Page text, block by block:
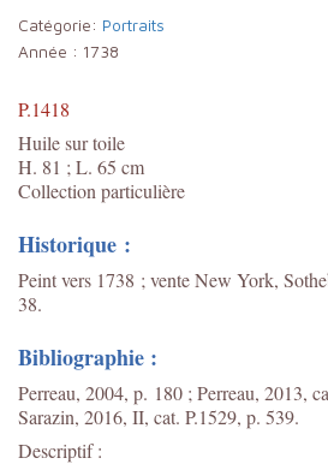
Catégorie: Portraits
Année : 1738
P.1418
Huile sur toile
H. 81 ; L. 65 cm
Collection particulière
Historique :
Peint vers 1738 ; vente New York,
38.
Bibliographie :
Perreau, 2004, p. 180 ; Perreau, 2013,
Sarazin, 2016, II, cat. P.1529, p. 539.
Descriptif :